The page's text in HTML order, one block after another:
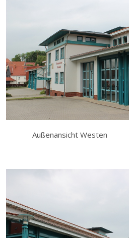
Außenansicht Westen